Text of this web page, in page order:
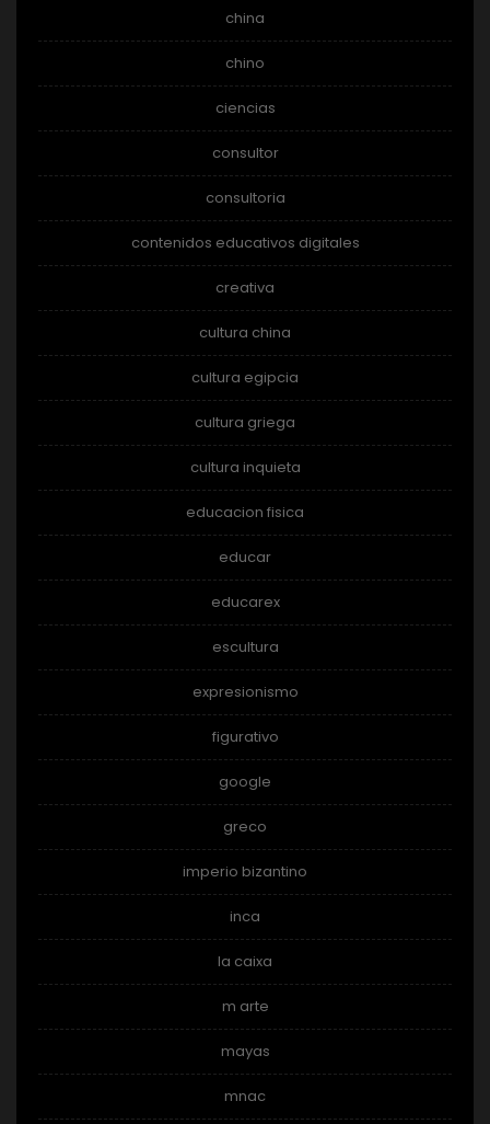
china
chino
ciencias
consultor
consultoria
contenidos educativos digitales
creativa
cultura china
cultura egipcia
cultura griega
cultura inquieta
educacion fisica
educar
educarex
escultura
expresionismo
figurativo
google
greco
imperio bizantino
inca
la caixa
m arte
mayas
mnac